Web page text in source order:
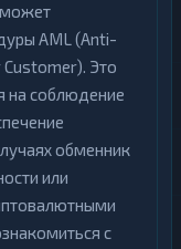
может
AML (Anti-
Customer). Это
на соблюдение
обменник
или
с